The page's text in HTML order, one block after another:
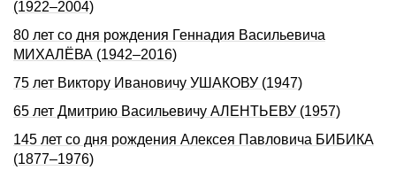
(1922–2004)
80 лет со дня рождения Геннадия Васильевича
МИХАЛЁВА (1942–2016)
75 лет Виктору Ивановичу УШАКОВУ (1947)
65 лет Дмитрию Васильевичу АЛЕНТЬЕВУ (1957)
145 лет со дня рождения Алексея Павловича БИБИКА
(1877–1976)